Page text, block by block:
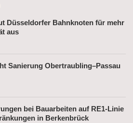
Düsseldorfer Bahnknoten für mehr
aus
Sanierung Obertraubling–Passau
bei Bauarbeiten auf RE1-Linie
in Berkenbrück